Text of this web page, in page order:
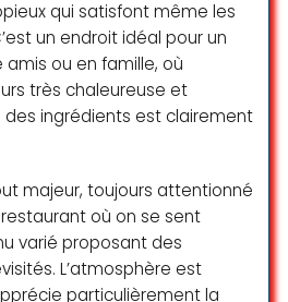
de restauration
🙂
Yamina Mansouri
Salvador went above and
— friendly, engaging, and
His dish
was amazing,
made sure we had
qui satisfont même les
un endroit idéal pour un
ou en famille, où
très chaleureuse et
ingrédients est clairement
majeur, toujours attentionné
où on se sent
varié proposant des
L’atmosphère est
particulièrement la